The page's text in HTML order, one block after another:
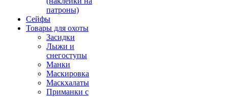
патроны)
Сейфы
Товары для охоты
Засидки
Лыжи и
снегоступы
Манки
Маскировка
Маскхалаты
Приманки с